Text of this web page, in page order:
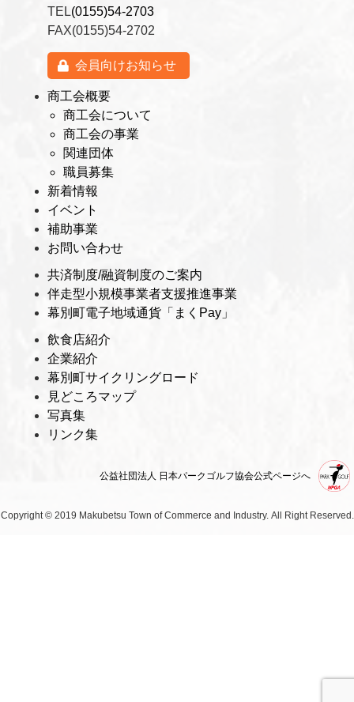
TEL(0155)54-2703
FAX(0155)54-2702
会員向けお知らせ
商工会概要
商工会について
商工会の事業
関連団体
職員募集
新着情報
イベント
補助事業
お問い合わせ
共済制度/融資制度のご案内
伴走型小規模事業者支援推進事業
幕別町電子地域通貨「まくPay」
飲食店紹介
企業紹介
幕別町サイクリングロード
見どころマップ
写真集
リンク集
公益社団法人 日本パークゴルフ協会公式ページへ
Copyright © 2019 Makubetsu Town of Commerce and Industry. All Right Reserved.